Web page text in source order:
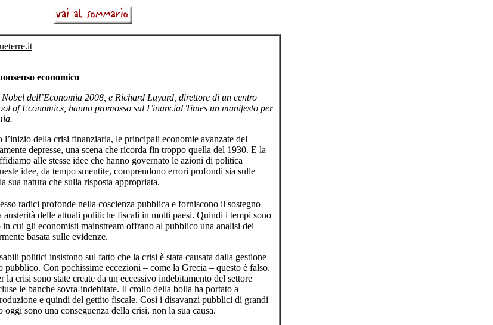
economico
dell’Economia 2008, e Richard Layard, direttore di un centro
of Economics, hanno promosso sul Financial Times un manifesto per
l’inizio della crisi finanziaria, le principali economie avanzate del
depresse, una scena che ricorda fin troppo quella del 1930. E la
alle stesse idee che hanno governato le azioni di politica
idee, da tempo smentite, comprendono errori profondi sia sulle
sua natura che sulla risposta appropriata.
radici profonde nella coscienza pubblica e forniscono il sostegno
austerità delle attuali politiche fiscali in molti paesi. Quindi i tempi sono
cui gli economisti mainstream offrano al pubblico una analisi dei
basata sulle evidenze.
politici insistono sul fatto che la crisi è stata causata dalla gestione
pubblico. Con pochissime eccezioni – come la Grecia – questo è falso.
crisi sono state create da un eccessivo indebitamento del settore
le banche sovra-indebitate. Il crollo della bolla ha portato a
e quindi del gettito fiscale. Così i disavanzi pubblici di grandi
sono una conseguenza della crisi, non la sua causa.